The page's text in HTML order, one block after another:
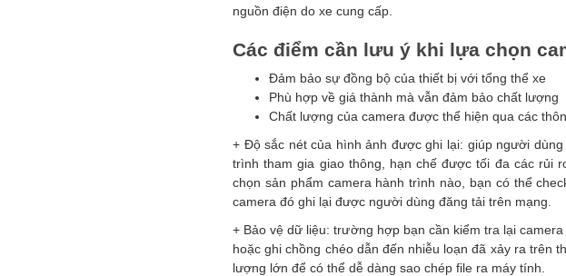
nguồn điện do xe cung cấp.
Các điểm cần lưu ý khi lựa chọn
Đảm bảo sự đồng bộ của thiết bị với tổng thể xe
Phù hợp về giá thành mà vẫn đảm bảo chất lượng
Chất lượng của camera được thể hiện qua các
+ Độ sắc nét của hình ảnh được ghi lại: giúp người
trình tham gia giao thông, hạn chế được tối đa các rủi
chọn sản phẩm camera hành trình nào, bạn có thể
camera đó ghi lại được người dùng đăng tải trên mạng.
+ Bảo vệ dữ liệu: trường hợp bạn cần kiểm tra lại
hoặc ghi chồng chéo dẫn đến nhiễu loạn đã xảy ra trên
lượng lớn để có thể dễ dàng sao chép file ra máy tính.